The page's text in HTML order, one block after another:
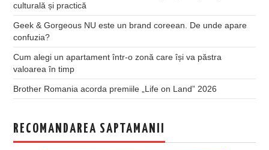
culturală și practică
Geek & Gorgeous NU este un brand coreean. De unde apare
confuzia?
Cum alegi un apartament într-o zonă care își va păstra
valoarea în timp
Brother Romania acorda premiile „Life on Land” 2026
RECOMANDAREA SAPTAMANII